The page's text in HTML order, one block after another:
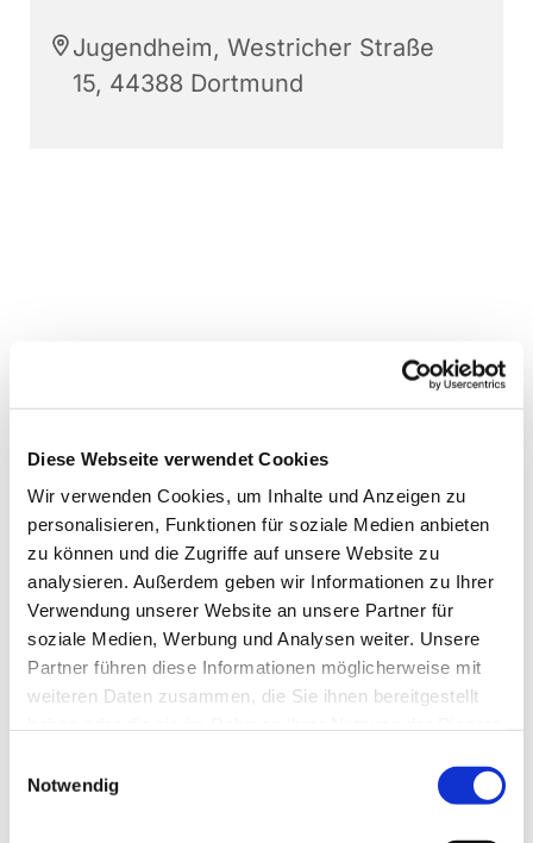
Diese Webseite verwendet Cookies
Wir verwenden Cookies, um Inhalte und Anzeigen zu
personalisieren, Funktionen für soziale Medien anbieten
zu können und die Zugriffe auf unsere Website zu
analysieren. Außerdem geben wir Informationen zu Ihrer
Verwendung unserer Website an unsere Partner für
soziale Medien, Werbung und Analysen weiter. Unsere
Partner führen diese Informationen möglicherweise mit
weiteren Daten zusammen, die Sie ihnen bereitgestellt
Notwendig
Jugendheim, Westricher Straße
15, 44388 Dortmund
Dies könnte Sie auch